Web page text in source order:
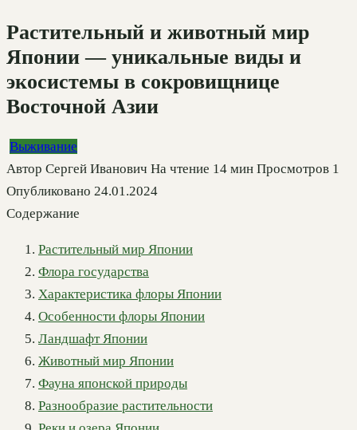
Растительный и животный мир
Японии — уникальные виды и
экосистемы в сокровищнице
Восточной Азии
Выживание
Автор Сергей Иванович На чтение 14 мин Просмотров 1
Опубликовано 24.01.2024
Содержание
Растительный мир Японии
Флора государства
Характеристика флоры Японии
Особенности флоры Японии
Ландшафт Японии
Животный мир Японии
Фауна японской природы
Разнообразие растительности